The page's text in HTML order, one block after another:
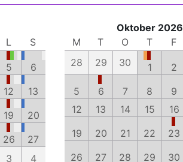
L
S
5
6
12
13
19
20
26
27
3 4
Oktober 2026
M
T O T F
28
29 30 1 2
5
6 7 8 9
12
13 14 15 16
19
20 21 22 23
26
27 28 29 30